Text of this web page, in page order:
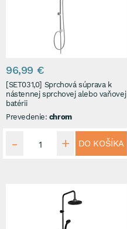
96,99 €
[SET031,0] Sprchová súprava k
nástennej sprchovej alebo vaňovej
batérii
Prevedenie: chrom
DO KOŠÍKA